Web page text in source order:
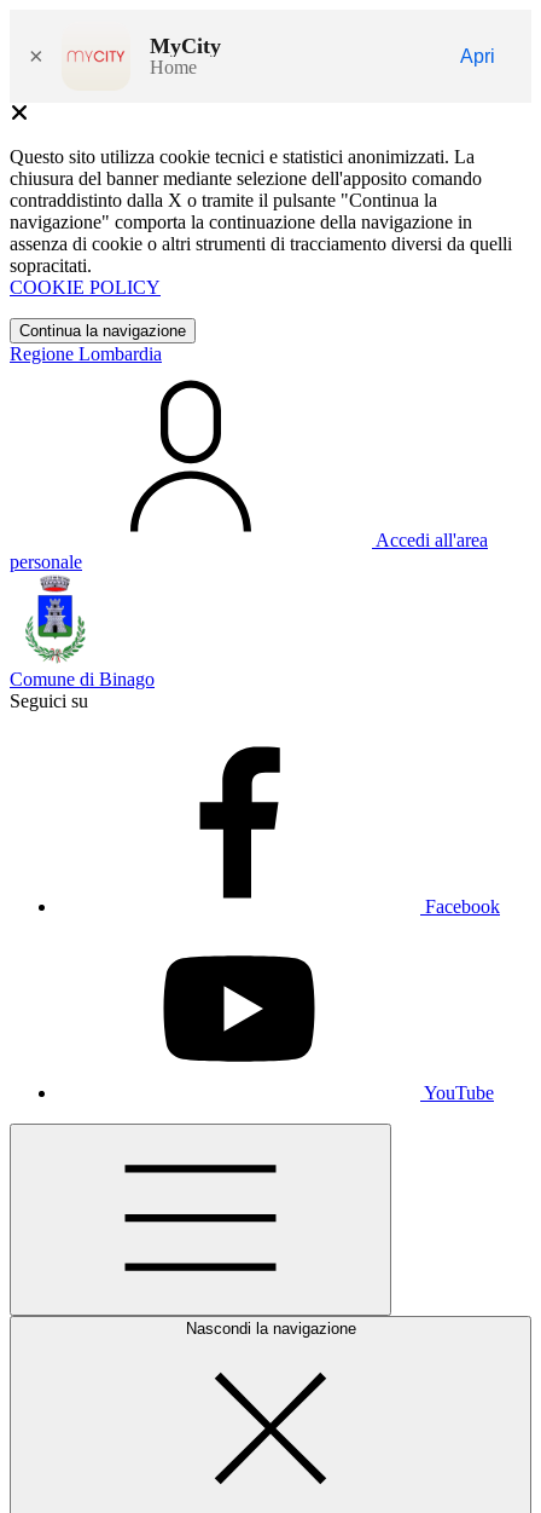
× MyCity
Home
Apri
Questo sito utilizza cookie tecnici e statistici anonimizzati. La
chiusura del banner mediante selezione dell'apposito comando
contraddistinto dalla X o tramite il pulsante "Continua la
navigazione" comporta la continuazione della navigazione in
assenza di cookie o altri strumenti di tracciamento diversi da quelli
sopracitati.
COOKIE POLICY
Continua la navigazione
Regione Lombardia
Accedi all'area
personale
Comune di Binago
Seguici su
Facebook
YouTube
Nascondi la navigazione